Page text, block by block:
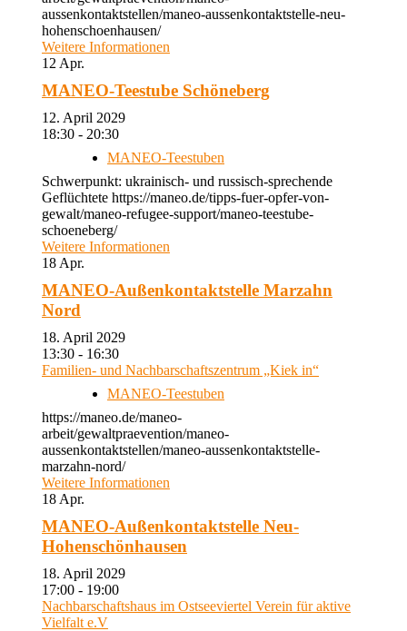
aussenkontaktstellen/maneo-aussenkontaktstelle-neu-
hohenschoenhausen/
Weitere Informationen
12 Apr.
MANEO-Teestube Schöneberg
12. April 2029
18:30 - 20:30
MANEO-Teestuben
Schwerpunkt: ukrainisch- und russisch-sprechende
Geflüchtete https://maneo.de/tipps-fuer-opfer-von-
gewalt/maneo-refugee-support/maneo-teestube-
schoeneberg/
Weitere Informationen
18 Apr.
MANEO-Außenkontaktstelle Marzahn
Nord
18. April 2029
13:30 - 16:30
Familien- und Nachbarschaftszentrum „Kiek in“
MANEO-Teestuben
https://maneo.de/maneo-
arbeit/gewaltpraevention/maneo-
aussenkontaktstellen/maneo-aussenkontaktstelle-
marzahn-nord/
Weitere Informationen
18 Apr.
MANEO-Außenkontaktstelle Neu-
Hohenschönhausen
18. April 2029
17:00 - 19:00
Nachbarschaftshaus im Ostseeviertel Verein für aktive
Vielfalt e.V